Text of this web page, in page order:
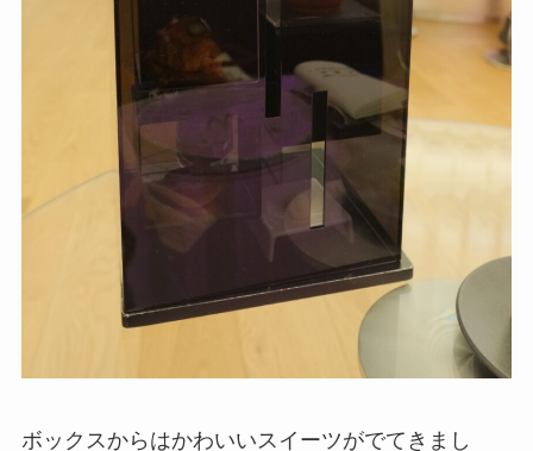
ボックスからはかわいいスイーツがでてきまし